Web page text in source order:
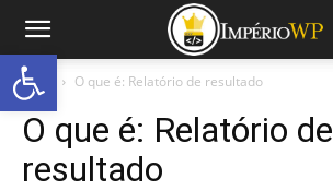
Início O que é: Relatório de resultado
O que é: Relatório de
resultado
Abrir a barra de ferramentas